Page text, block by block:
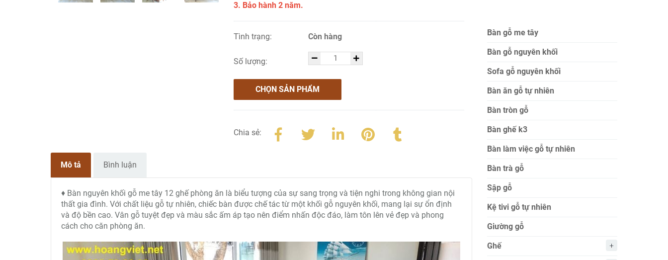
3. Bảo hành 2 năm.
Tình trạng: Còn hàng
Số lượng:
CHỌN SẢN PHẨM
Chia sẻ:
Mô tả Bình luận
♦ Bàn nguyên khối gỗ me tây 12 ghế phòng ăn là biểu tượng của sự sang trọng và tiện nghi trong không gian nội
thất gia đình. Với chất liệu gỗ tự nhiên, chiếc bàn được chế tác từ một khối gỗ nguyên khối, mang lại sự ổn định
và độ bền cao. Vân gỗ tuyệt đẹp và màu sắc ấm áp tạo nên điểm nhấn độc đáo, làm tôn lên vẻ đẹp và phong
cách cho căn phòng ăn.
Bàn gỗ me tây
Bàn gỗ nguyên khối
Sofa gỗ nguyên khối
Bàn ăn gỗ tự nhiên
Bàn tròn gỗ
Bàn ghế k3
Bàn làm việc gỗ tự nhiên
Bàn trà gỗ
Sập gỗ
Kệ tivi gỗ tự nhiên
Giường gỗ
Ghế